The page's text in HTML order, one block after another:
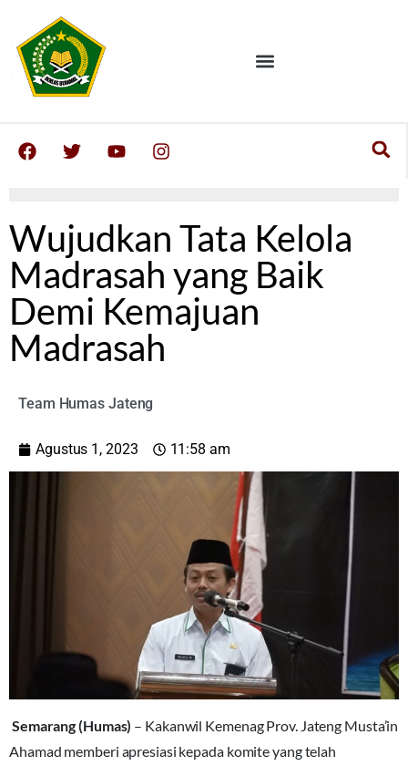
Wujudkan Tata Kelola
Madrasah yang Baik
Demi Kemajuan
Madrasah
Team Humas Jateng
Agustus 1, 2023 11:58 am
Semarang (Humas) – Kakanwil Kemenag Prov. Jateng Musta’in
Ahamad memberi apresiasi kepada komite yang telah